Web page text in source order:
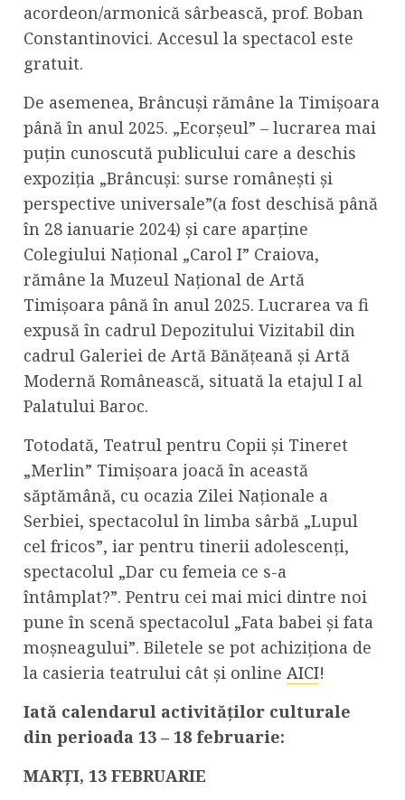
acordeon/armonică sârbească, prof. Boban
Constantinovici. Accesul la spectacol este
gratuit.
De asemenea, Brâncuși rămâne la Timișoara
până în anul 2025. „Ecorșeul” – lucrarea mai
puțin cunoscută publicului care a deschis
expoziția „Brâncuși: surse românești și
perspective universale”(a fost deschisă până
în 28 ianuarie 2024) și care aparține
Colegiului Național „Carol I” Craiova,
rămâne la Muzeul Național de Artă
Timișoara până în anul 2025. Lucrarea va fi
expusă în cadrul Depozitului Vizitabil din
cadrul Galeriei de Artă Bănățeană și Artă
Modernă Românească, situată la etajul I al
Palatului Baroc.
Totodată, Teatrul pentru Copii și Tineret
„Merlin” Timișoara joacă în această
săptămână, cu ocazia Zilei Naționale a
Serbiei, spectacolul în limba sârbă „Lupul
cel fricos”, iar pentru tinerii adolescenți,
spectacolul „Dar cu femeia ce s-a
întâmplat?”. Pentru cei mai mici dintre noi
pune în scenă spectacolul „Fata babei și fata
moșneagului”. Biletele se pot achiziționa de
la casieria teatrului cât și online AICI!
Iată calendarul activităților culturale
din perioada 13 – 18 februarie:
MARȚI, 13 FEBRUARIE